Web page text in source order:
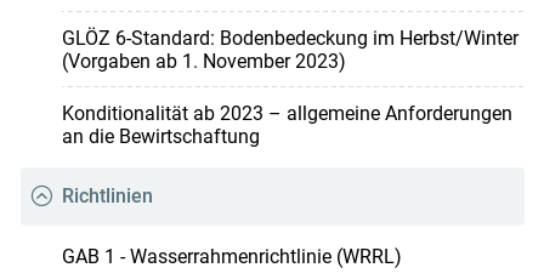
GLÖZ 6-Standard: Bodenbedeckung im Herbst/Winter
(Vorgaben ab 1. November 2023)
Konditionalität ab 2023 – allgemeine Anforderungen
an die Bewirtschaftung
Richtlinien
GAB 1 - Wasserrahmenrichtlinie (WRRL)